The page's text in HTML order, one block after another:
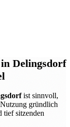
Delingsdorf
ist sinnvoll,
gründlich
tief sitzenden